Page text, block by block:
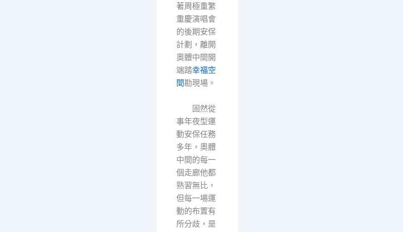
著周極重繁
重慶演唱會
的後期安保
計劃，離開
奧體中間開
端踏幸福空
間勘現場。
固然從
事年夜型運
動安保任務
多年，奧體
中間的每一
個走廊他都
熟習無比，
但每一場運
動的布置有
所分歧，是